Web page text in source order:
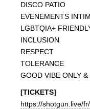
DISCO PATIO
EVENEMENTS
LGBTQIA+
INCLUSION
RESPECT
TOLERANCE
GOOD VIBE ONLY
[TICKETS]
https://shotgun.live/